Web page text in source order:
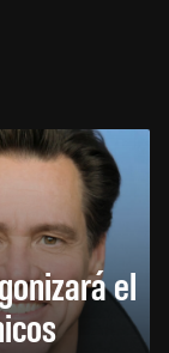
el